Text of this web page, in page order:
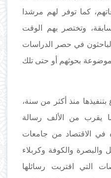
كما توفر لهم مرشدا
وتختصر بهم الوقت
في حصر الدراسات
بموضوعة بحوثهم أو حتى تلك
منذ أكثر من سنة،
يقرب من الألف رسالة
في الاقتصاد من جامعات
والبصرة والكوفة وكربلاء
التي اقتربت رسائلها